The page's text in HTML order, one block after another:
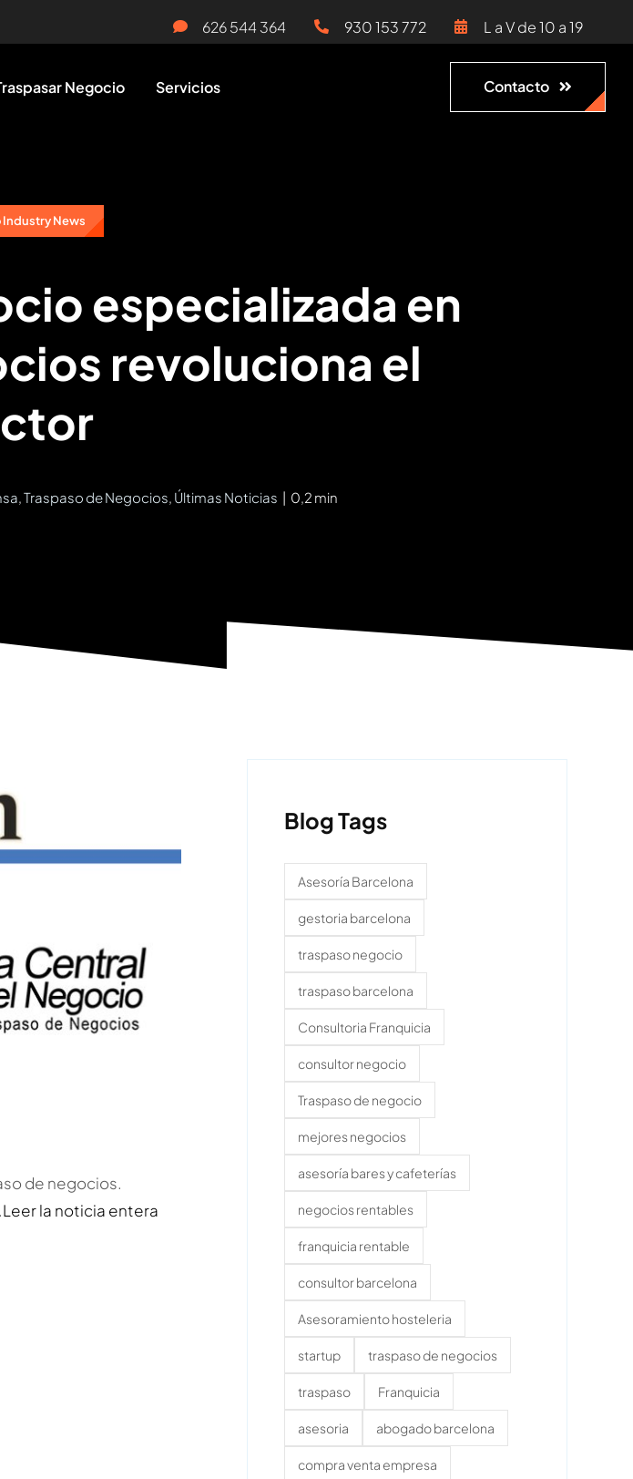
626 544 364 930 153 772 L a V de 10 a 19
Negocio Servicios Contacto
Industry News
especializada en
revoluciona el
,Traspaso de Negocios, Últimas Noticias | 0,2 min
de negocios.
Leer la noticia entera
Blog Tags
Asesoría Barcelona
gestoria barcelona
traspaso negocio
traspaso barcelona
Consultoria Franquicia
consultor negocio
Traspaso de negocio
mejores negocios
asesoría bares y cafeterías
negocios rentables
franquicia rentable
consultor barcelona
Asesoramiento hosteleria
startup traspaso de negocios
traspaso Franquicia
asesoria abogado barcelona
compra venta empresa